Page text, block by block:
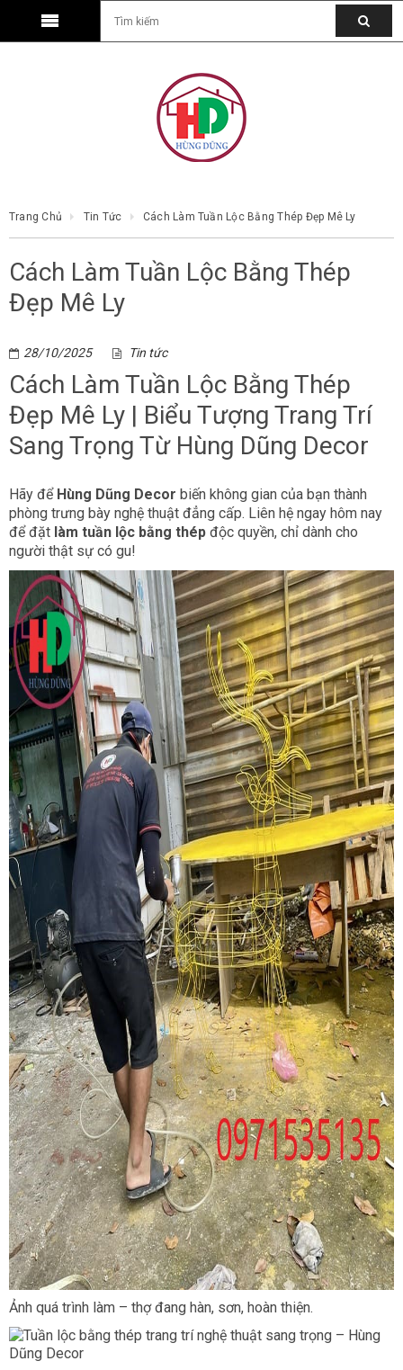
Trang Chủ Tin Tức Cách Làm Tuần Lộc Bằng Thép Đẹp Mê Ly
Cách Làm Tuần Lộc Bằng Thép
Đẹp Mê Ly
28/10/2025 Tin tức
Cách Làm Tuần Lộc Bằng Thép
Đẹp Mê Ly | Biểu Tượng Trang Trí
Sang Trọng Từ Hùng Dũng Decor
Hãy để Hùng Dũng Decor biến không gian của bạn thành
phòng trưng bày nghệ thuật đẳng cấp. Liên hệ ngay hôm nay
để đặt làm tuần lộc bằng thép độc quyền, chỉ dành cho
người thật sự có gu!
Ảnh quá trình làm – thợ đang hàn, sơn, hoàn thiện.